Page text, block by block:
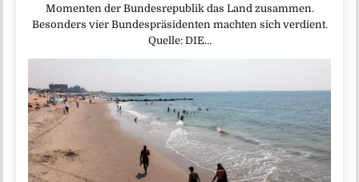
Momenten der Bundesrepublik das Land zusammen.
Besonders vier Bundespräsidenten machten sich verdient.
Quelle: DIE…